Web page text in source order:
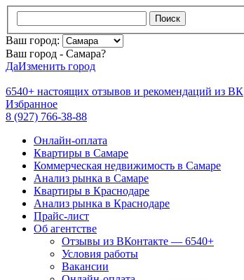
Поиск
Ваш город:
Ваш город - Самара?
ДаИзменить город
6540+ настоящих отзывов и рекомендаций из ВК
Избранное
8 (927) 766-38-88
Онлайн-оплата
Квартиры в Самаре
Коммерческая недвижимость в Самаре
Анализ рынка в Самаре
Квартиры в Краснодаре
Анализ рынка в Краснодаре
Прайс-лист
Об агентстве
Отзывы из ВКонтакте — 6540+
Условия работы
Вакансии